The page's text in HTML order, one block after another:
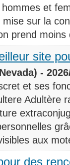
et
sur la
prend
site
-
et ses
Adultère
aux
des